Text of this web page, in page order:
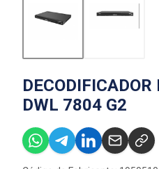
DWL 7804 G2